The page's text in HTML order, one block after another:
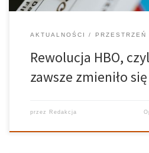
AKTUALNOŚCI PRZESTRZEŃ
Rewolucja HBO,
zawsze zmieniło
przez Redakcja